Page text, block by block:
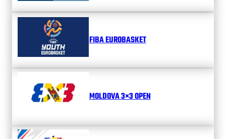
FIBA EUROBASKET
MOLDOVA 3×3 OPEN